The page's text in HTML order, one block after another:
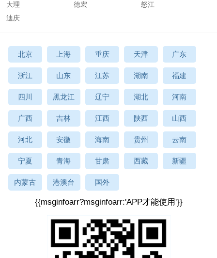
大理
德宏
怒江
迪庆
北京 上海 重庆 天津 广东
浙江 山东 江苏 湖南 福建
四川 黑龙江 辽宁 湖北 河南
广西 吉林 江西 陕西 山西
河北 安徽 海南 贵州 云南
宁夏 青海 甘肃 西藏 新疆
内蒙古 港澳台 国外
{{msginfoarr?msginfoarr:'APP才能使用'}}